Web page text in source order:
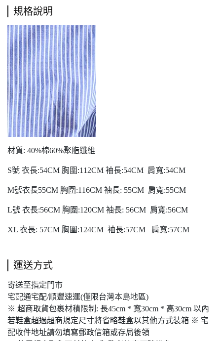
規格說明
材質: 40%棉60%聚脂纖維
S號 衣長:54CM 胸圍:112CM 袖長:54CM 肩寬:54CM
M號衣長55CM 胸圍:116CM 袖長: 55CM 肩寬:55CM
L號 衣長:56CM 胸圍:120CM 袖長: 56CM 肩寬:56CM
XL 衣長: 57CM 胸圍:124CM 袖長:57CM 肩寬:57CM
運送方式
寄送至指定門市
宅配通宅配/順豐速運(僅限台灣本島地區)
※ 超商取貨包裹材積限制: 長45cm * 寬30cm * 高30cm 以內
若鞋盒超過超商規定尺寸將省略鞋盒以其他方式裝箱 ※ 宅
配收件地址請勿填寫郵政信箱或存局後領